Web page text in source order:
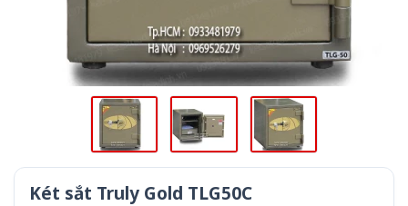
Két sắt Truly Gold TLG50C